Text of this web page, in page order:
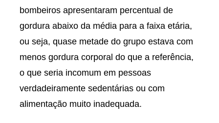
bombeiros apresentaram percentual de
gordura abaixo da média para a faixa etária,
ou seja, quase metade do grupo estava com
menos gordura corporal do que a referência,
o que seria incomum em pessoas
verdadeiramente sedentárias ou com
alimentação muito inadequada.